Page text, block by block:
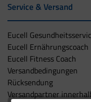
Service & Versand
Eucell
Eucell Ernährungscoach
Eucell Fitness Coach
Versandbedingungen
Rücksendung
Versandpartner